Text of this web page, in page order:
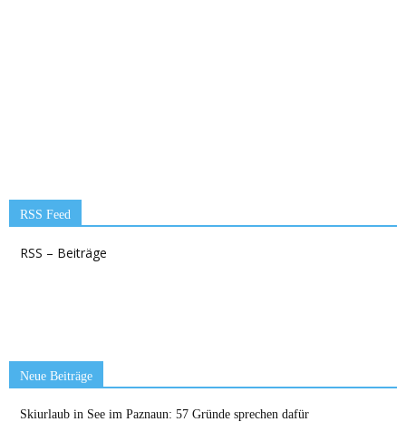
RSS Feed
RSS – Beiträge
Neue Beiträge
Skiurlaub in See im Paznaun: 57 Gründe sprechen dafür